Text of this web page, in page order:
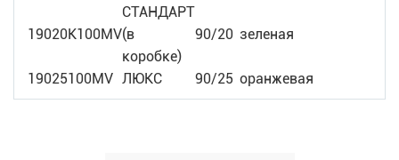
19020K100MV
СТАНДАРТ
(в
коробке)
90/20 зеленая
19025100MV ЛЮКС 90/25 оранжевая